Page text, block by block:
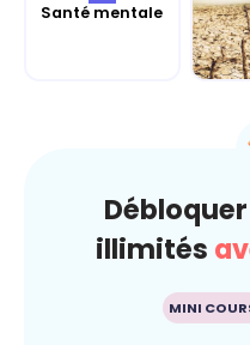
Santé mentale
illimités
MINI